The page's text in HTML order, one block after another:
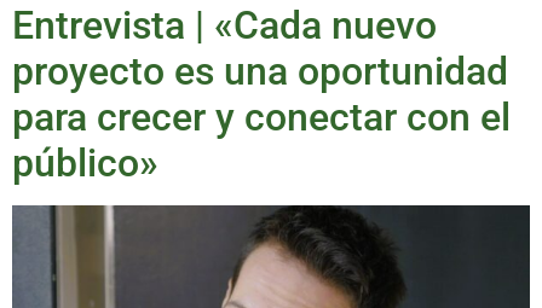
Entrevista | «Cada nuevo
proyecto es una oportunidad
para crecer y conectar con el
público»